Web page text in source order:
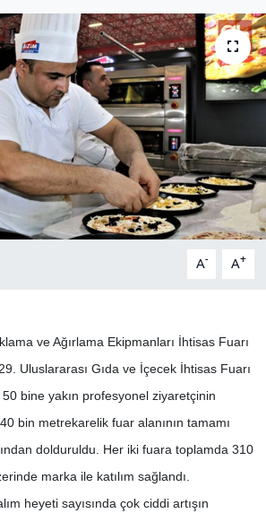
A- A+
ve Ağırlama Ekipmanları İhtisas Fuarı
Uluslararası Gıda ve İçecek İhtisas Fuarı
bine yakın profesyonel ziyaretçinin
bin metrekarelik fuar alanının tamamı
dolduruldu. Her iki fuara toplamda 310
marka ile katılım sağlandı.
heyeti sayısında çok ciddi artışın